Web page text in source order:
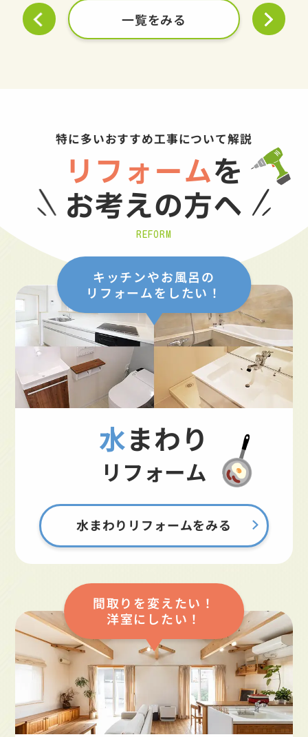
一覧をみる
特に多いおすすめ工事について解説
リフォームを
お考えの方へ
REFORM
キッチンやお風呂の
リフォームをしたい！
水まわり
リフォーム
水まわりリフォームをみる
間取りを変えたい！
洋室にしたい！